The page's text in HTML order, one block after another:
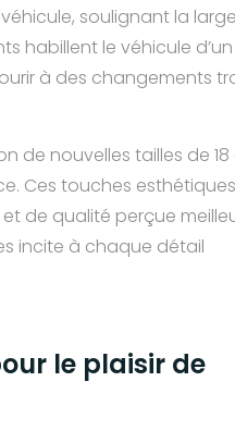
soulignant la
habillent le véhicule d’un
à des changements
de nouvelles tailles de
Ces touches
de qualité perçue
incite à chaque détail
le plaisir de